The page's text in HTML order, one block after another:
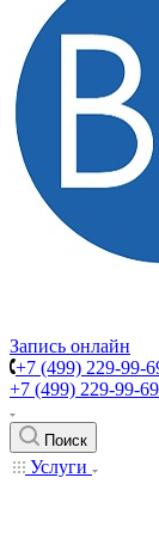
Запись онлайн
+7 (499) 229-99-
+7 (499) 229-99-69
Поиск
Услуги